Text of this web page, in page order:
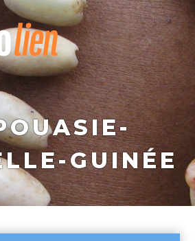
GUINÉE